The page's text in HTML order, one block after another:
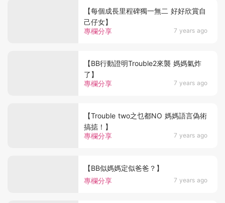
專欄分享 7 years ago
【每個成長里程碑獨一無二 好好欣賞自
己仔女】
專欄分享 7 years ago
【BB行動證明Trouble2來襲 媽媽氣炸
了】
專欄分享 7 years ago
【Trouble two之乜都NO 媽媽語言偽術
搞掂！】
專欄分享 7 years ago
【BB似媽媽定似爸爸？】